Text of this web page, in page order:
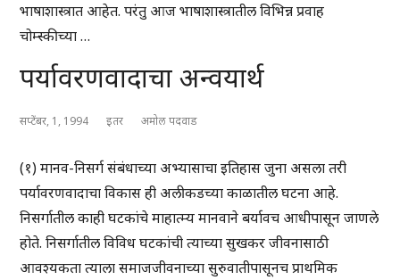
भाषाशास्त्रात आहेत. परंतु आज भाषाशास्त्रातील विभिन्न प्रवाह
चोम्स्कीच्या …
पर्यावरणवादाचा अन्वयार्थ
सप्टेंबर, 1, 1994 इतर अमोल पदवाड
(१) मानव-निसर्ग संबंधाच्या अभ्यासाचा इतिहास जुना असला तरी
पर्यावरणवादाचा विकास ही अलीकडच्या काळातील घटना आहे.
निसर्गातील काही घटकांचे माहात्म्य मानवाने बर्यावच आधीपासून जाणले
होते. निसर्गातील विविध घटकांची त्याच्या सुखकर जीवनासाठी
आवश्यकता त्याला समाजजीवनाच्या सुरुवातीपासूनच प्राथमिक